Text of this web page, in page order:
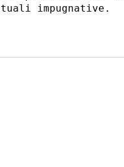
impugnative.